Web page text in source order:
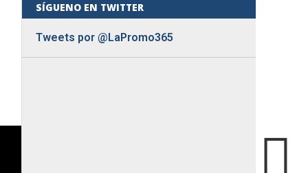
SÍGUENO EN TWITTER
Tweets por @LaPromo365